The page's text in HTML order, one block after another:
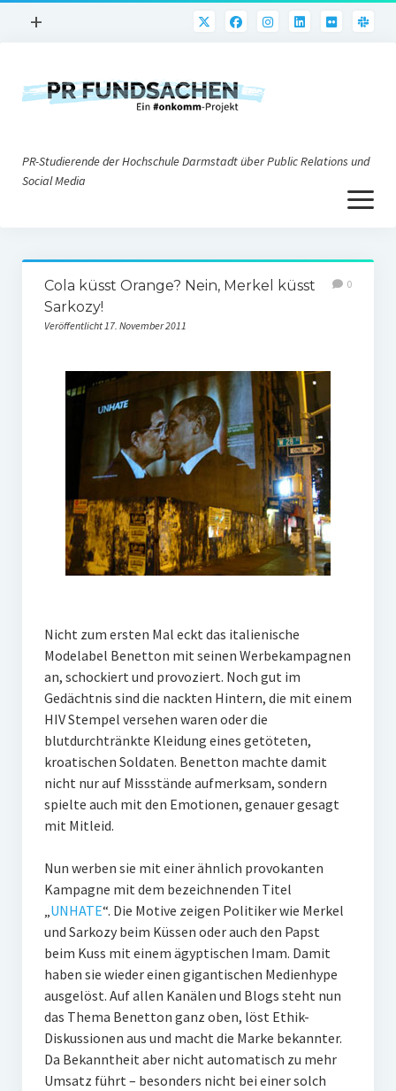
Menü
+
PR@h_da
Nonprofit-PR
Corporate Weblogs
Social Media
PR-Literatur
PR-Studien
Gesellschaft & Medien
Infografik-Themengarten
17 Ziele
Wasserknappheit in Deutschland
Klimaneutrales Tanken
Zukunft der Bildung
PR-Studierende der Hochschule Darmstadt über Public Relations und
Social Media
Menü
öffnen
Über uns
Impressum
Datenschutz
Cola küsst Orange? Nein, Merkel küsst
Sarkozy!
Veröffentlicht 17. November 2011
0
Nicht zum ersten Mal eckt das italienische
Modelabel Benetton mit seinen Werbekampagnen
an, schockiert und provoziert. Noch gut im
Gedächtnis sind die nackten Hintern, die mit einem
HIV Stempel versehen waren oder die
blutdurchtränkte Kleidung eines getöteten,
kroatischen Soldaten. Benetton machte damit
nicht nur auf Missstände aufmerksam, sondern
spielte auch mit den Emotionen, genauer gesagt
mit Mitleid.
Nun werben sie mit einer ähnlich provokanten
Kampagne mit dem bezeichnenden Titel
„UNHATE“. Die Motive zeigen Politiker wie Merkel
und Sarkozy beim Küssen oder auch den Papst
beim Kuss mit einem ägyptischen Imam. Damit
haben sie wieder einen gigantischen Medienhype
ausgelöst. Auf allen Kanälen und Blogs steht nun
das Thema Benetton ganz oben, löst Ethik-
Diskussionen aus und macht die Marke bekannter.
Da Bekanntheit aber nicht automatisch zu mehr
Umsatz führt – besonders nicht bei einer solch